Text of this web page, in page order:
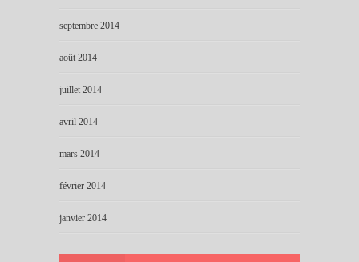
septembre 2014
août 2014
juillet 2014
avril 2014
mars 2014
février 2014
janvier 2014